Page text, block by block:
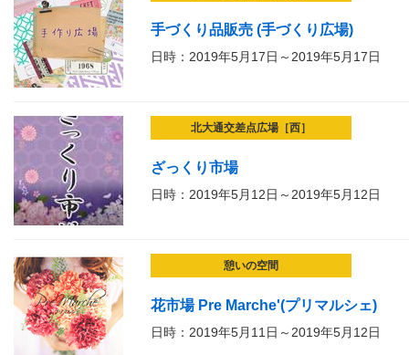
手づくり品販売 (手づくり広場)
日時：2019年5月17日～2019年5月17日
北大通交差点広場［西］
ざっくり市場
日時：2019年5月12日～2019年5月12日
憩いの空間
花市場 Pre Marche'(プリマルシェ)
日時：2019年5月11日～2019年5月12日